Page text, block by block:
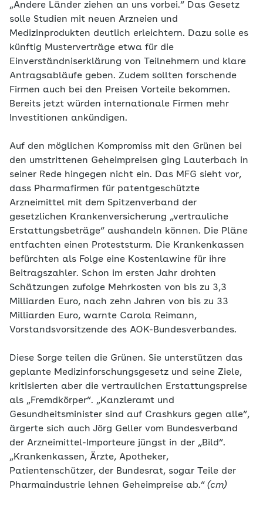
„Andere Länder ziehen an uns vorbei.“ Das Gesetz
solle Studien mit neuen Arzneien und
Medizinprodukten deutlich erleichtern. Dazu solle es
künftig Musterverträge etwa für die
Einverständniserklärung von Teilnehmern und klare
Antragsabläufe geben. Zudem sollten forschende
Firmen auch bei den Preisen Vorteile bekommen.
Bereits jetzt würden internationale Firmen mehr
Investitionen ankündigen.
Auf den möglichen Kompromiss mit den Grünen bei
den umstrittenen Geheimpreisen ging Lauterbach in
seiner Rede hingegen nicht ein. Das MFG sieht vor,
dass Pharmafirmen für patentgeschützte
Arzneimittel mit dem Spitzenverband der
gesetzlichen Krankenversicherung „vertrauliche
Erstattungsbeträge“ aushandeln können. Die Pläne
entfachten einen Proteststurm. Die Krankenkassen
befürchten als Folge eine Kostenlawine für ihre
Beitragszahler. Schon im ersten Jahr drohten
Schätzungen zufolge Mehrkosten von bis zu 3,3
Milliarden Euro, nach zehn Jahren von bis zu 33
Milliarden Euro, warnte Carola Reimann,
Vorstandsvorsitzende des AOK-Bundesverbandes.
Diese Sorge teilen die Grünen. Sie unterstützen das
geplante Medizinforschungsgesetz und seine Ziele,
kritisierten aber die vertraulichen Erstattungspreise
als „Fremdkörper“. „Kanzleramt und
Gesundheitsminister sind auf Crashkurs gegen alle“,
ärgerte sich auch Jörg Geller vom Bundesverband
der Arzneimittel-Importeure jüngst in der „Bild“.
„Krankenkassen, Ärzte, Apotheker,
Patientenschützer, der Bundesrat, sogar Teile der
Pharmaindustrie lehnen Geheimpreise ab.“ (cm)